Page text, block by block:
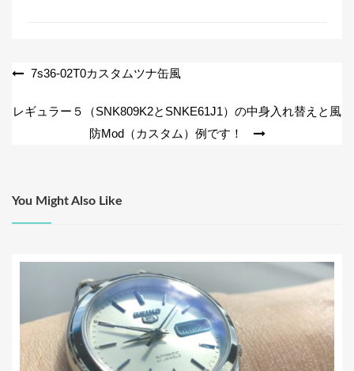
o
k
投
ー
シ
7s36-02T0カスタムツナ缶風
レギュラー５（SNK809K2とSNKE61J1）の中身入れ替えと風
防Mod（カスタム）例です！
You Might Also Like